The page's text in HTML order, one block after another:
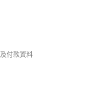
付款資料